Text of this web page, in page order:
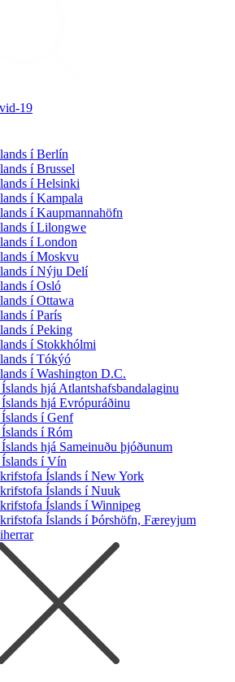
19
í Berlín
í Brussel
í Helsinki
í Kampala
í Kaupmannahöfn
í Lilongwe
í London
í Moskvu
í Nýju Delí
í Osló
í Ottawa
í París
í Peking
í Stokkhólmi
í Tókýó
í Washington D.C.
hjá Atlantshafsbandalaginu
hjá Evrópuráðinu
í Genf
í Róm
hjá Sameinuðu þjóðunum
í Vín
Íslands í New York
Íslands í Nuuk
Íslands í Winnipeg
Íslands í Þórshöfn, Færeyjum